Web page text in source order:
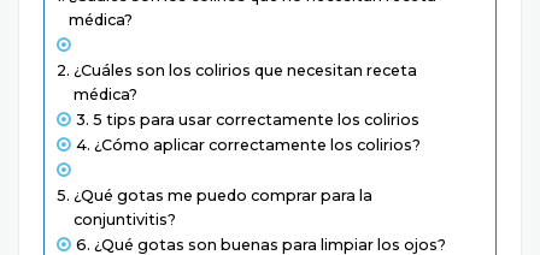
médica?
¿Cuáles son los colirios que necesitan receta
médica?
5 tips para usar correctamente los colirios
¿Cómo aplicar correctamente los colirios?
¿Qué gotas me puedo comprar para la
conjuntivitis?
¿Qué gotas son buenas para limpiar los ojos?